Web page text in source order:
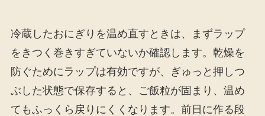
冷蔵したおにぎりを温め直すときは、まずラップ
をきつく巻きすぎていないか確認します。乾燥を
防ぐためにラップは有効ですが、ぎゅっと押しつ
ぶした状態で保存すると、ご飯粒が固まり、温め
てもふっくら戻りにくくなります。前日に作る段